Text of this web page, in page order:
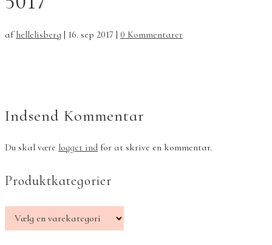
afhellelisberg | 16. sep 2017 | 0 Kommentarer
Indsend Kommentar
Du skal være logget ind for at skrive en kommentar.
Produktkategorier